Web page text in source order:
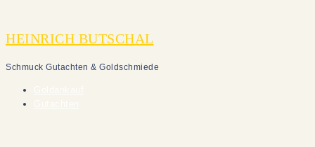
springen
HEINRICH BUTSCHAL
Schmuck Gutachten & Goldschmiede